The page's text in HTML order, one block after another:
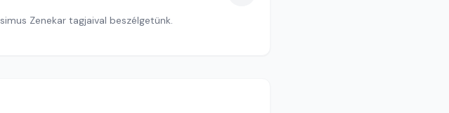
Zenekar tagjaival beszélgetünk.